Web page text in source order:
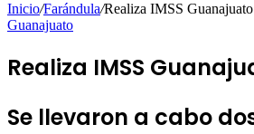
Inicio/Farándula/Realiza IMSS
Guanajuato
Realiza IMSS
Se llevaron a cabo